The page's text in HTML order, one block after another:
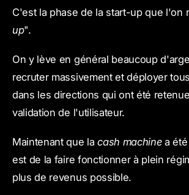
C'est la phase de la start-up que l'on
up".
On y lève en général beaucoup
recruter massivement et déployer
dans les directions qui ont été
validation de l'utilisateur.
Maintenant que lacash machinea été
est de la faire fonctionner à plein
plus de revenus possible.